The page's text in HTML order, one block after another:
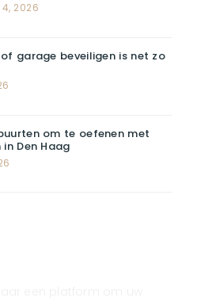
4, 2026
garage beveiligen is net zo
om te oefenen met
Den Haag